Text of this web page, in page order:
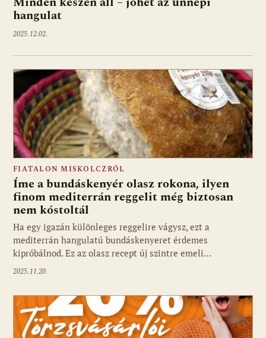
hangulat
2025.12.02.
FIATALON MISKOLCZRÓL
Íme a bundáskenyér olasz rokona, ilyen
finom mediterrán reggelit még biztosan
nem kóstoltál
Ha egy igazán különleges reggelire vágysz, ezt a
mediterrán hangulatú bundáskenyeret érdemes
kipróbálnod. Ez az olasz recept új szintre emeli…
2025.11.20.